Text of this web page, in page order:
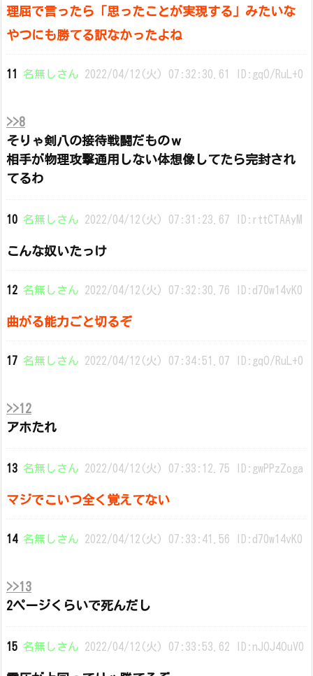
理屈で言ったら「思ったことが実現する」みたいな
やつにも勝てる訳なかったよね
11 名無しさん 2022/04/12(火) 07:32:30.61 ID:gqO/RuL+0
>>8
そりゃ剣八の接待戦闘だものｗ
相手が物理攻撃通用しない体想像してたら完封され
てるわ
10 名無しさん 2022/04/12(火) 07:31:23.67 ID:rttCTAAyM
こんな奴いたっけ
12 名無しさん 2022/04/12(火) 07:32:30.76 ID:d70w14vK0
曲がる能力ごと切るぞ
17 名無しさん 2022/04/12(火) 07:34:51.07 ID:gqO/RuL+0
>>12
アホたれ
13 名無しさん 2022/04/12(火) 07:33:12.75 ID:gwPPzZoga
マジでこいつ全く覚えてない
14 名無しさん 2022/04/12(火) 07:33:41.56 ID:d70w14vK0
>>13
2ページくらいで死んだし
15 名無しさん 2022/04/12(火) 07:33:53.62 ID:nJOJ4OuV0